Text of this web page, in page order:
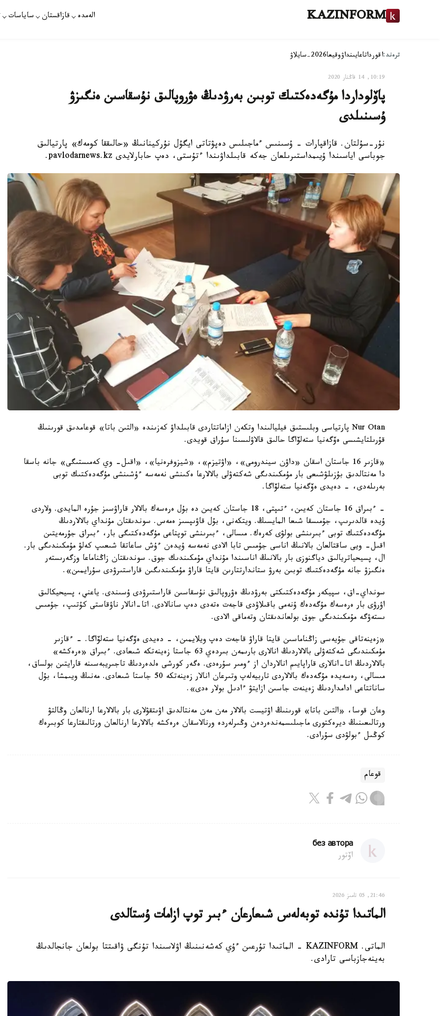
KAZINFORM الەمدە قازاقستان ساياسات
ترەند:اقورداتاعايىنداۋوقيعا2026-سايلاۋ
10:19, 14 قاڭتار 2020
پاۆلوداردا مۇگەدەكتىك توبىن بەرۋدىڭ ەۋروپالىق نۇسقاسىن ەنگىزۋ
ۇسىنىلدى
نۇر-سۇلتان. قازاقپارات - ۇسىنىس ءماجىلىس دەپۋتاتى ايگۇل نۇركينانىڭ «حالىققا كومەك» پارتيالىق
جوباسى اياسىندا ۇيىمداستىرىلعان جەكە قابىلداۋىندا ءتۇستى، دەپ حابارلايدى pavlodarnews.kz.
Nur Otan پارتياسى وبلىستىق فيليالىندا وتكەن ازاماتتاردى قابىلداۋ كەزىندە «التىن باتا» قوعامدىق قورىنىڭ
قۇرىلتايشىسى ەۆگەنيا ستەلۆاگا حالىق قالاۋلىسىنا سۇراق قويدى.
«قازىر 16 جاستان اسقان «داۋن سيندرومى»، «اۋتيزم»، «شيزوفرەنيا»، «اقىل- وي كەمىستىگى» جانە باسقا
دا مەنتالدىق بۇزىلۋشىعى بار مۇمكىندىگى شەكتەۋلى بالالارعا ەكىنشى نەمەسە ءۇشىنشى مۇگەدەكتىك توبى
بەرىلەدى، - دەيدى ەۆگەنيا ستەلۆاگا.
- ءبىراق 16 جاستان كەيىن، ءتىپتى، 18 جاستان كەيىن دە بۇل ەرەسەك بالالار قاراۋسىز جۇرە المايدى. ولاردى
ۇيدە قالدىرىپ، جۇمىسقا شىعا المايسىڭ. ويتكەنى، بۇل قاۋىپسىز ەمەس. سوندىقتان مۇنداي بالالاردىڭ
مۇگەدەكتىك توبى ءبىرىنشى بولۋى كەرەك. مىسالى، ءبىرىنشى توپتاعى مۇگەدەكتىگى بار، ءبىراق جۇرمەيتىن
اقىل- ويى ساقتالعان بالانىڭ اناسى جۇمىس تابا الادى نەمەسە ۇيدەن ءۇش ساعاتقا شىعىپ كەلۋ مۇمكىندىگى بار.
ال، پسيحياتريالىق دياگنوزى بار بالانىڭ اناسىندا مۇنداي مۇمكىندىك جوق. سوندىقتان زاڭناماعا وزگەرىستەر
ەنگىزۋ جانە مۇگەدەكتىك توبىن بەرۋ ستاندارتتارىن قايتا قاراۋ مۇمكىندىگىن قاراستىرۋدى سۇرايمىن».
سونداي-اق، سپيكەر مۇگەدەكتىكتى بەرۋدىڭ ەۋروپالىق نۇسقاسىن قاراستىرۋدى ۇسىندى. ياعني، پسيحيكالىق
اۋرۋى بار ەرەسەك مۇگەدەك ۇنەمى باقىلاۋدى قاجەت ەتەدى دەپ سانالادى. اتا-انالار ناۋقاستى كۇتىپ، جۇمىس
ىستەۋگە مۇمكىندىگى جوق بولعاندىقتان وتەماقى الادى.
«زەينەتاقى جۇيەسى زاڭناماسىن قايتا قاراۋ قاجەت دەپ ويلايمىن، - دەيدى ەۆگەنيا ستەلۆاگا. - ءقازىر
مۇمكىندىگى شەكتەۋلى بالالاردىڭ انالارى بارىمەن بىردەي 63 جاستا زەينەتكە شىعادى. ءبىراق «ەرەكشە»
بالالاردىڭ اتا-انالارى قاراپايىم انالاردان از ءومىر سۇرەدى. ەگەر كورشى ەلدەردىڭ تاجىريبەسىنە قارايتىن بولساق،
مىسالى، رەسەيدە مۇگەدەك بالالاردى تاربيەلەپ وتىرعان انالار زەينەتكە 50 جاستا شىعادى. مەنىڭ ويىمشا، بۇل
ساناتتاعى ادامداردىڭ زەينەت جاسىن ازايتۋ ءادىل بولار ەدى».
وعان قوسا، «التىن باتا» قورىنىڭ اۋتيست بالالار مەن مەن مەنتالدىق اۋىتقۋلارى بار بالالارعا ارنالعان وڭالتۋ
ورتالىعىنىڭ ديرەكتورى ماجىلىسمەندەردەن وڭىرلەردە ورنالاسقان ەرەكشە بالالارعا ارنالعان ورتالىقتارعا كوبىرەك
كوڭىل ءبولۋدى سۇرادى.
قوعام
без автора
اۆتور
21:46, 05 تامىز 2026
الماتىدا تۇندە توبەلەس شىعارعان ءبىر توپ ازامات ۇستالدى
الماتى. KAZINFORM - الماتىدا تۇرعىن ءۇي كەشەنىنىڭ اۋلاسىندا تۇنگى ۋاقىتتا بولعان جانجالدىڭ
بەينەجازباسى تارادى.